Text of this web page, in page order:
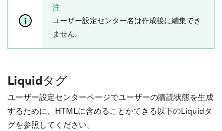
注
ユーザー設定センター名は作成後に編集でき
ません。
Liquidタグ
ユーザー設定センターページでユーザーの購読状態を生成
するために、HTMLに含めることができる以下のLiquidタ
グを参照してください。